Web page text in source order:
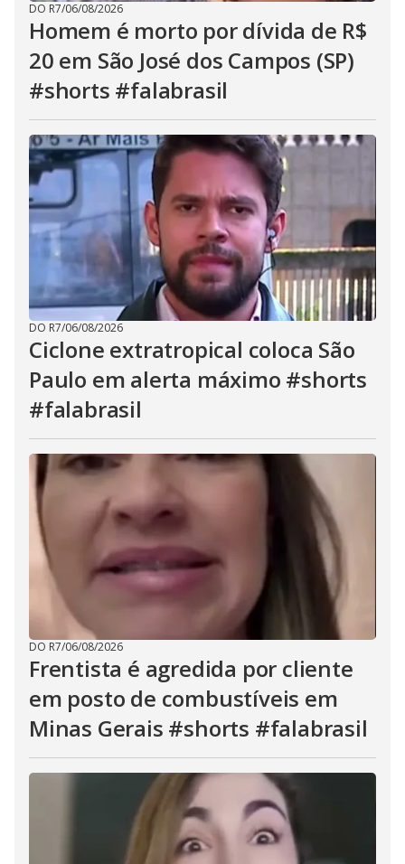
DO R7/06/08/2026
Homem é morto por dívida de R$
20 em São José dos Campos (SP)
#shorts #falabrasil
DO R7/06/08/2026
Ciclone extratropical coloca São
Paulo em alerta máximo #shorts
#falabrasil
DO R7/06/08/2026
Frentista é agredida por cliente
em posto de combustíveis em
Minas Gerais #shorts #falabrasil